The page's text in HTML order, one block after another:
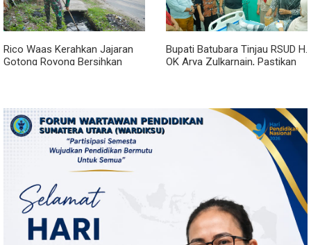
Rico Waas Kerahkan Jajaran
Gotong Royong Bersihkan
Bupati Batubara Tinjau RSUD H.
OK Arya Zulkarnain, Pastikan